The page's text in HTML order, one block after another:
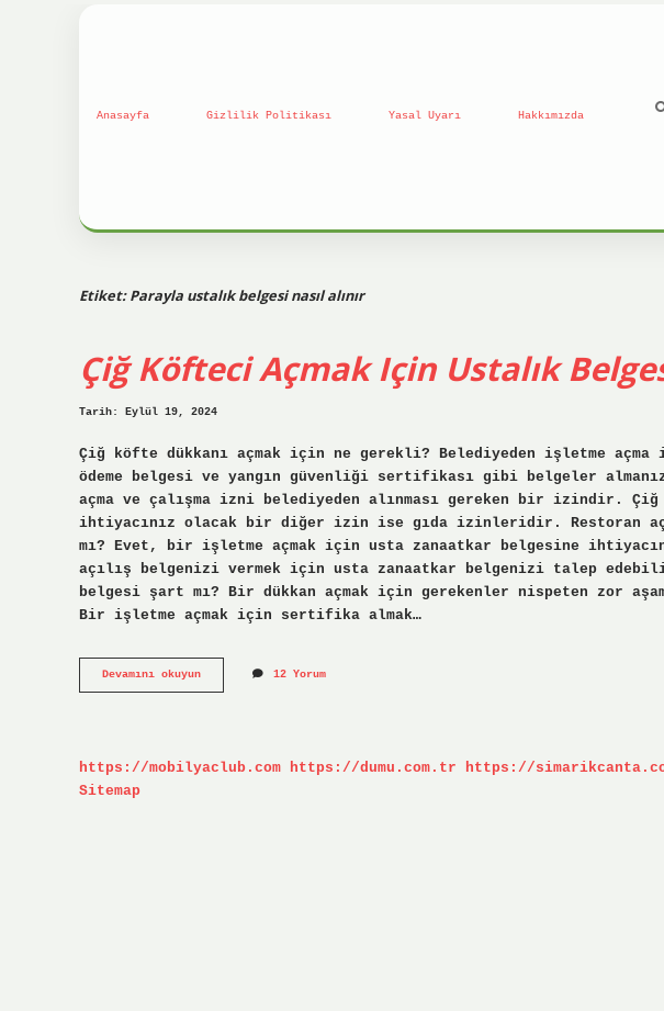
Anasayfa Gizlilik Politikası Yasal Uyarı Hakkımızda
Etiket:Parayla ustalık belgesi nasıl alınır
Çiğ Köfteci Açmak Için Ustalık
Tarih: Eylül 19, 2024
Çiğ köfte dükkanı açmak için ne gerekli? Belediyeden işletme
ödeme belgesi ve yangın güvenliği sertifikası gibi belgeler
açma ve çalışma izni belediyeden alınması gereken bir izindir.
ihtiyacınız olacak bir diğer izin ise gıda izinleridir. Restoran
mı? Evet, bir işletme açmak için usta zanaatkar belgesine
açılış belgenizi vermek için usta zanaatkar belgenizi talep
belgesi şart mı? Bir dükkan açmak için gerekenler nispeten zor
Bir işletme açmak için sertifika almak…
Devamını okuyunÇiğ
Köfteci
Şart
12 Yorum
https://mobilyaclub.com https://dumu.com.tr https://
Sitemap